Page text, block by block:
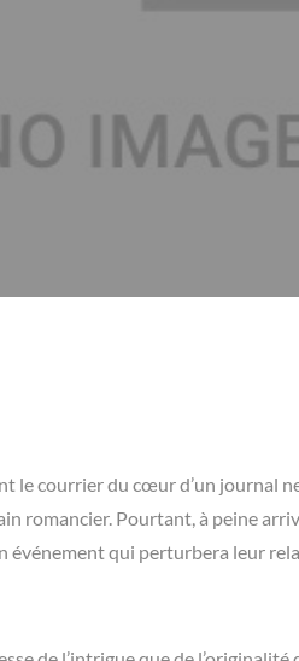
le courrier du cœur d’un journal
romancier. Pourtant, à peine
événement qui perturbera leur